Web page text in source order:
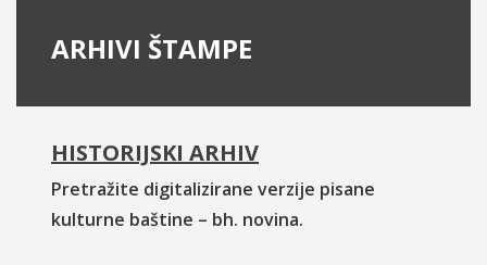
ARHIVI ŠTAMPE
HISTORIJSKI ARHIV
Pretražite digitalizirane verzije pisane
kulturne baštine – bh. novina.